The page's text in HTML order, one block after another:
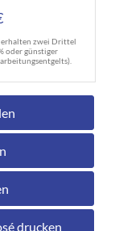
erhalten zwei Drittel
oder günstiger
drucken